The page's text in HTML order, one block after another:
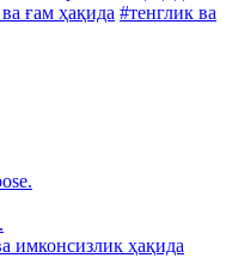
ғам ҳақида #тенглик ва
имконсизлик ҳақида